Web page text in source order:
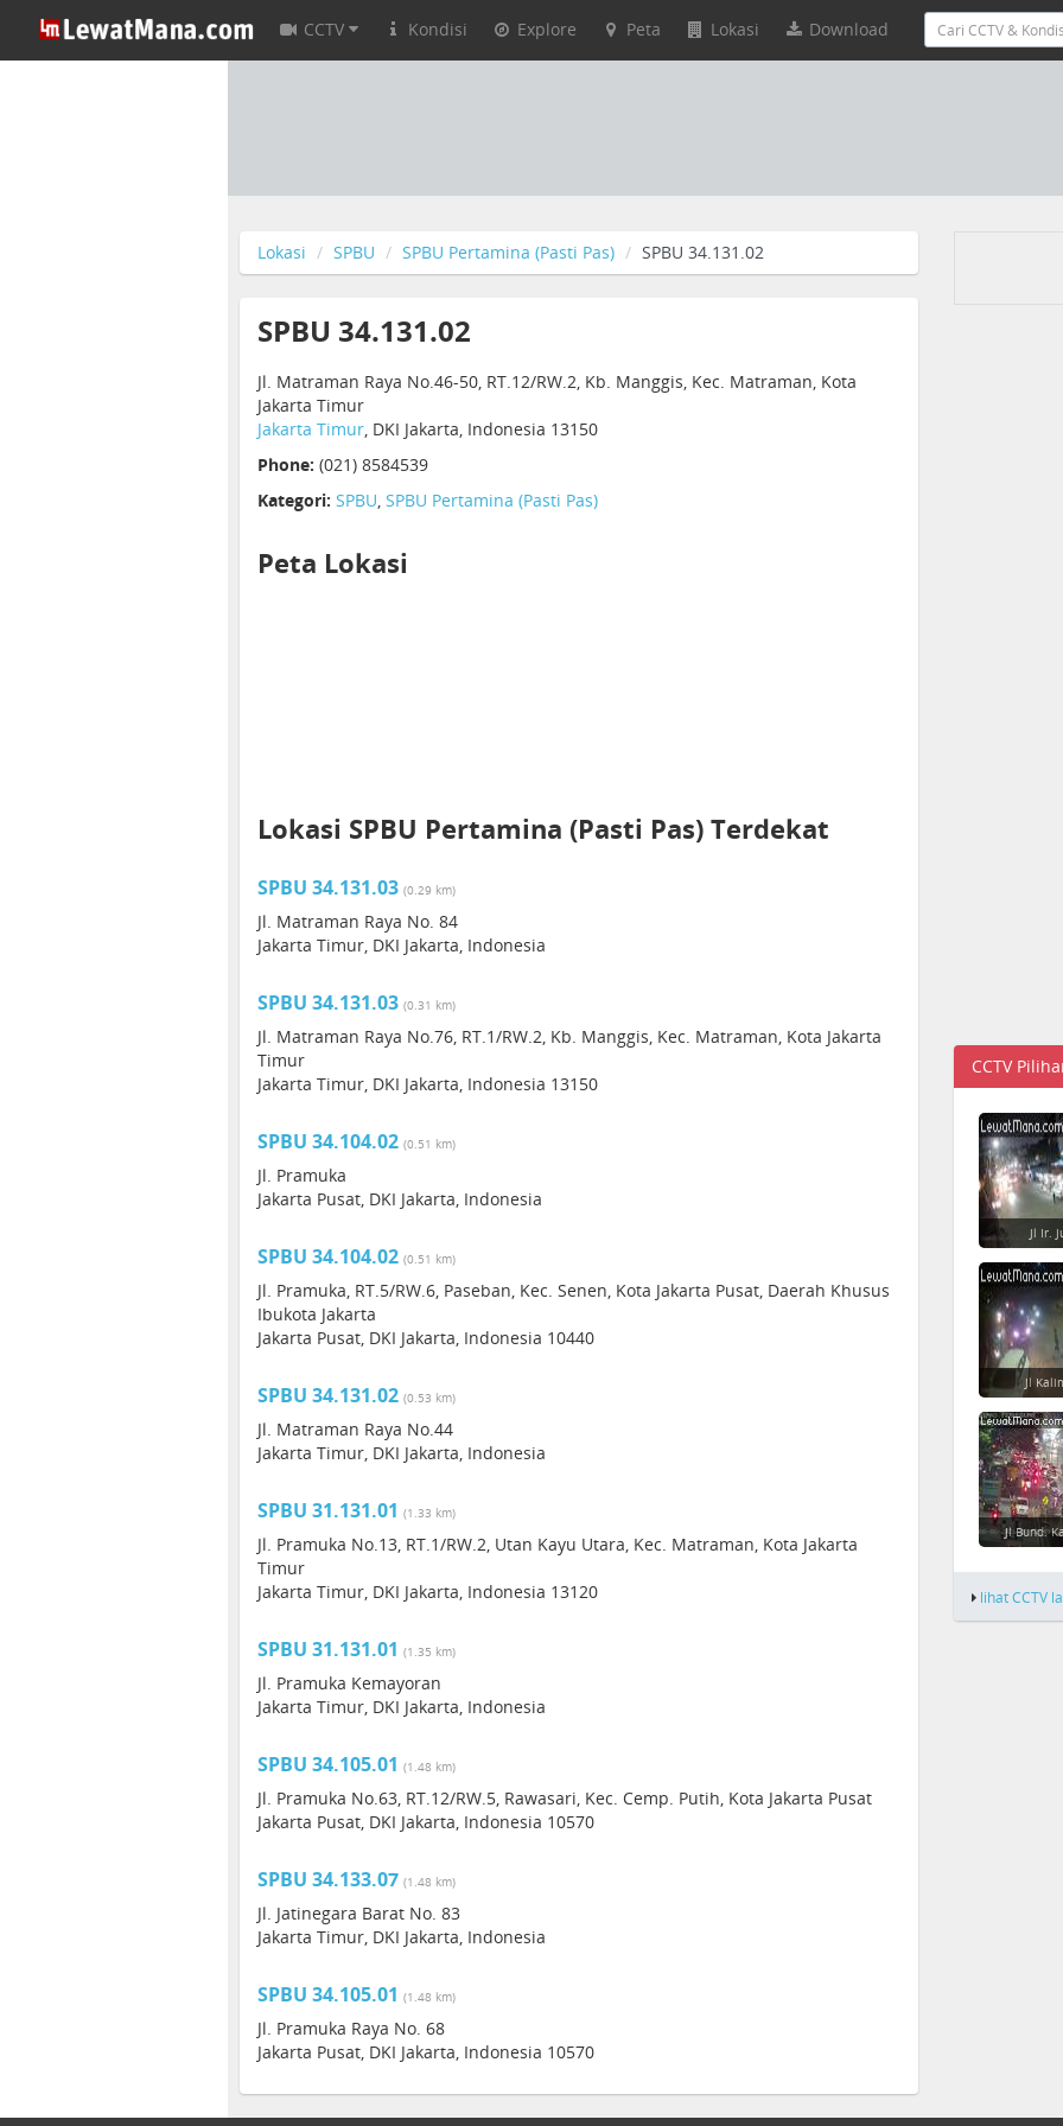
CCTV Kondisi Explore Peta Lokasi Download
Lokasi SPBU SPBU Pertamina (Pasti Pas) SPBU 34.131.02
SPBU 34.131.02
Jl. Matraman Raya No.46-50, RT.12/RW.2, Kb. Manggis, Kec. Matraman, Kota
Jakarta Timur
Jakarta Timur, DKI Jakarta, Indonesia 13150
Phone: (021) 8584539
Kategori: SPBU, SPBU Pertamina (Pasti Pas)
Peta Lokasi
Lokasi SPBU Pertamina (Pasti Pas) Terdekat
SPBU 34.131.03 (0.29 km)
Jl. Matraman Raya No. 84
Jakarta Timur, DKI Jakarta, Indonesia
SPBU 34.131.03 (0.31 km)
Jl. Matraman Raya No.76, RT.1/RW.2, Kb. Manggis, Kec. Matraman, Kota Jakarta
Timur
Jakarta Timur, DKI Jakarta, Indonesia 13150
SPBU 34.104.02 (0.51 km)
Jl. Pramuka
Jakarta Pusat, DKI Jakarta, Indonesia
SPBU 34.104.02 (0.51 km)
Jl. Pramuka, RT.5/RW.6, Paseban, Kec. Senen, Kota Jakarta Pusat, Daerah Khusus
Ibukota Jakarta
Jakarta Pusat, DKI Jakarta, Indonesia 10440
SPBU 34.131.02 (0.53 km)
Jl. Matraman Raya No.44
Jakarta Timur, DKI Jakarta, Indonesia
SPBU 31.131.01 (1.33 km)
Jl. Pramuka No.13, RT.1/RW.2, Utan Kayu Utara, Kec. Matraman, Kota Jakarta
Timur
Jakarta Timur, DKI Jakarta, Indonesia 13120
SPBU 31.131.01 (1.35 km)
Jl. Pramuka Kemayoran
Jakarta Timur, DKI Jakarta, Indonesia
SPBU 34.105.01 (1.48 km)
Jl. Pramuka No.63, RT.12/RW.5, Rawasari, Kec. Cemp. Putih, Kota Jakarta Pusat
Jakarta Pusat, DKI Jakarta, Indonesia 10570
SPBU 34.133.07 (1.48 km)
Jl. Jatinegara Barat No. 83
Jakarta Timur, DKI Jakarta, Indonesia
SPBU 34.105.01 (1.48 km)
Jl. Pramuka Raya No. 68
Jakarta Pusat, DKI Jakarta, Indonesia 10570
CCTV
Jl Ir.
Jl
Jl Bund.
lihat CCTV